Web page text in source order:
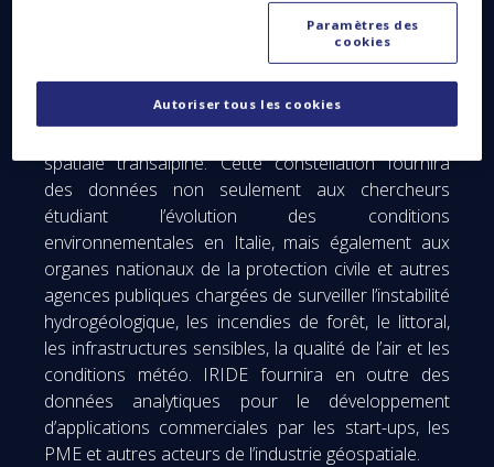
Les satellites seront fabriqués sous la maîtrise
d’œuvre de Thales Alenia Space en Italie, en
spatiale transalpine. Cette constellation fournira
des données non seulement aux chercheurs
étudiant l’évolution des conditions
environnementales en Italie, mais également aux
organes nationaux de la protection civile et autres
agences publiques chargées de surveiller l’instabilité
hydrogéologique, les incendies de forêt, le littoral,
les infrastructures sensibles, la qualité de l’air et les
conditions météo. IRIDE fournira en outre des
données analytiques pour le développement
d’applications commerciales par les start-ups, les
PME et autres acteurs de l’industrie géospatiale.
Paramètres des
cookies
Autoriser tous les cookies